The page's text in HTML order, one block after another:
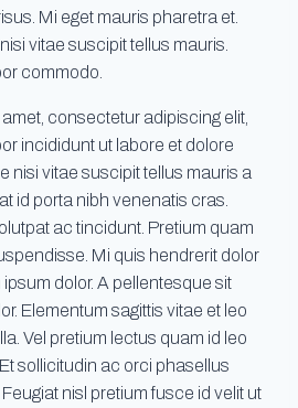
Mi eget mauris pharetra et.
vitae suscipit tellus mauris.
commodo.
consectetur adipiscing elit,
incididunt ut labore et dolore
nisi vitae suscipit tellus mauris a
id porta nibh venenatis cras.
ac tincidunt. Pretium quam
Mi quis hendrerit dolor
dolor. A pellentesque sit
Elementum sagittis vitae et leo
Vel pretium lectus quam id leo
sollicitudin ac orci phasellus
nisl pretium fusce id velit ut